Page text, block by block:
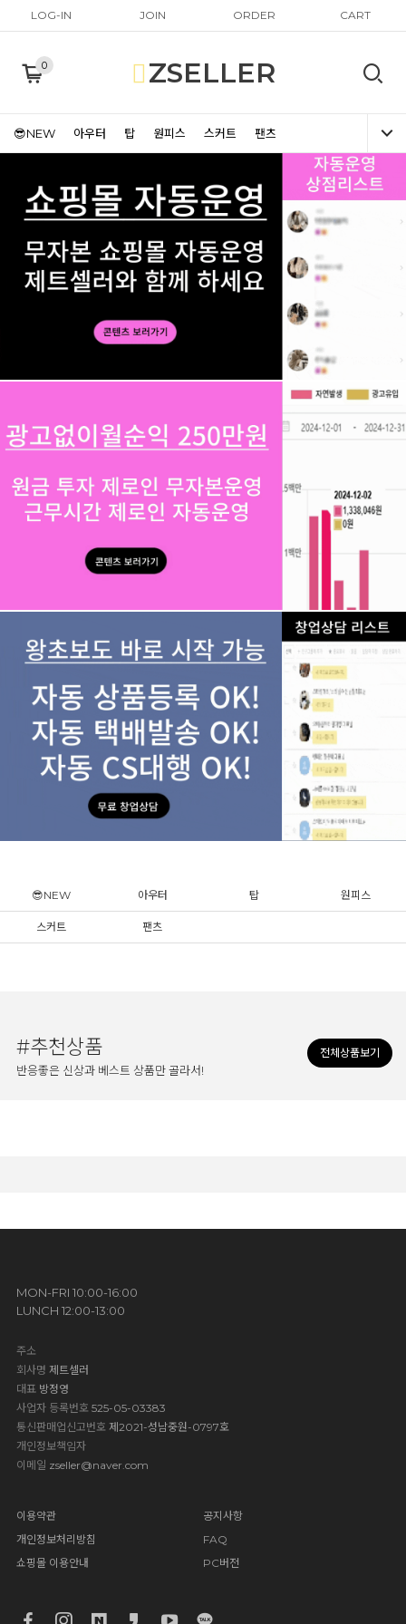
LOG-IN JOIN ORDER CART
0 ZSELLER
😎NEW 아우터 탑 원피스 스커트 팬츠
😎NEW 아우터 탑 원피스
스커트 팬츠
전체상품보기
#추천상품
반응좋은 신상과 베스트 상품만 골라서!
MON-FRI 10:00-16:00
LUNCH 12:00-13:00
주소
회사명 제트셀러
대표방정영
사업자 등록번호 525-05-03383
통신판매업신고번호 제2021-성남중원-0797호
개인정보책임자
이메일 zseller@naver.com
이용약관
개인정보처리방침
쇼핑몰 이용안내
공지사항
FAQ
PC버전